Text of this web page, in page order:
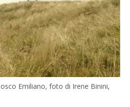
Emiliano, foto di Irene Binini,